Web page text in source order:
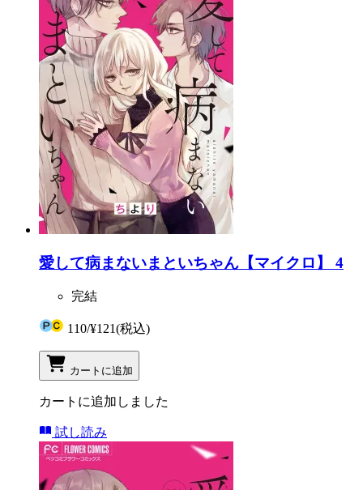
愛して病まないまといちゃん【マイクロ】 4
完結
110/¥121(税込)
カートに追加
カートに追加しました
試し読み